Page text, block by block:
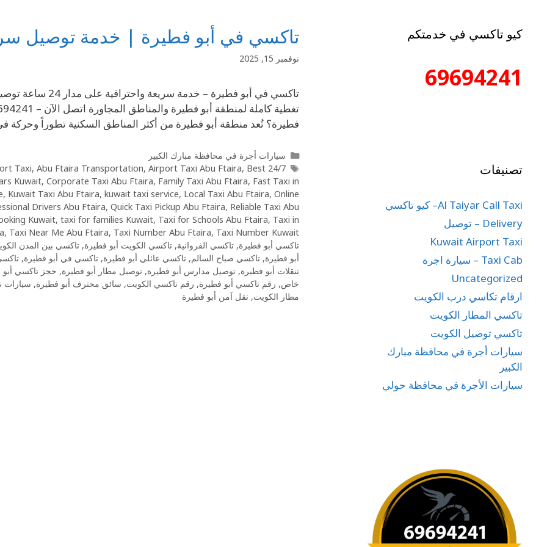
تاكسي في أبو فطيرة | خدمة توصيل سريعة
نوفمبر 15, 2025
تاكسي في أبو
فطيرة؟ تُعد منطقة أبو فطيرة من أكثر المناطق السكنية تطوراً
سيارات أجرة في محافظة مبارك الكبير
24/7 Taxi Abu Ftaira
Taxi,Abu Ftaira Transportation,Airport Taxi Abu Ftaira, Best
Kuwait, Corporate Taxi Abu Ftaira, Family Taxi Abu Ftaira, Fast Taxi in
, Kuwait Taxi Abu Ftaira, kuwait taxi service, Local Taxi Abu Ftaira, Online
Drivers Abu Ftaira, Quick Taxi Pickup Abu Ftaira, Reliable Taxi Abu
Kuwait, taxi for families Kuwait, Taxi for Schools Abu Ftaira, Taxi in
, Taxi Near Me Abu Ftaira, Taxi Number Abu Ftaira, Taxi Number Kuwait
تاكسي أبو فطيرة, تاكسي الفروانية, تاكسي الكويت أبو فطيرة, تاكسي بين المدن
أبو فطيرة, تاكسي صباح السالم, تاكسي عائلي أبو فطيرة, تاكسي في أبو فطيرة,
تنقلات أبو فطيرة, توصيل مدارس أبو فطيرة, توصيل مطار أبو فطيرة, حجز تاكسي أبو
خاص, رقم تاكسي أبو فطيرة, رقم تاكسي الكويت, سائق محترف أبو فطيرة, سيارات
مطار الكويت, نقل آمن أبو فطيرة
كيو تاكسي في خدمتكم
69694241
تصنيفات
Al Taiyar Call Taxi– كيو تاكسي
Delivery – توصيل
Kuwait Airport Taxi
Taxi Cab – سيارة اجرة
Uncategorized
ارقام تكاسي درب الكويت
تاكسي المطار الكويت
تاكسي توصيل الكويت
سيارات أجرة في محافظة مبارك
الكبير
سيارات الأجرة في محافظة حولي